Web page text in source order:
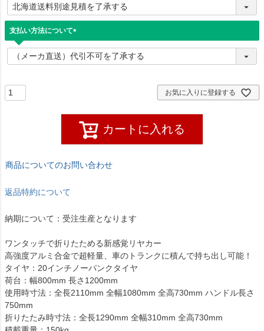
必
須
支払い方法について
必
須
お気に入りに登録する
カートに入れる
商品についてのお問い合わせ
返品特約について
納期について：受注生産となります
ワンタッチで折りたためる新感覚リヤカー
高強度アルミ合金で超軽量、車のトランクに積んで持ち出し可能！
タイヤ：20インチノーパンクタイヤ
荷台：幅800mm 長さ1200mm
使用時寸法：全長2110mm 全幅1080mm 全高730mm ハンドル長さ
750mm
折りたたみ時寸法：全長1290mm 全幅310mm 全高730mm